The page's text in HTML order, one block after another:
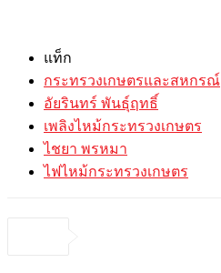
แท็ก
กระทรวงเกษตรและสหกรณ์
อัยรินทร์ พันธุ์ฤทธิ์
เพลิงไหม้กระทรวงเกษตร
ไชยา พรหมา
ไฟไหม้กระทรวงเกษตร